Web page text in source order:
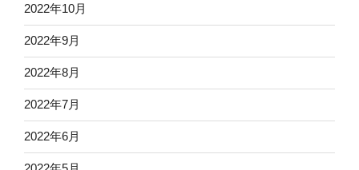
2022年10月
2022年9月
2022年8月
2022年7月
2022年6月